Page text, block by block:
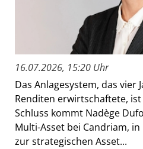
16.07.2026, 15:20 Uhr
Das Anlagesystem, das vier
Renditen erwirtschaftete,
Schluss kommt Nadège
Multi-Asset bei Candriam,
zur strategischen Asset...